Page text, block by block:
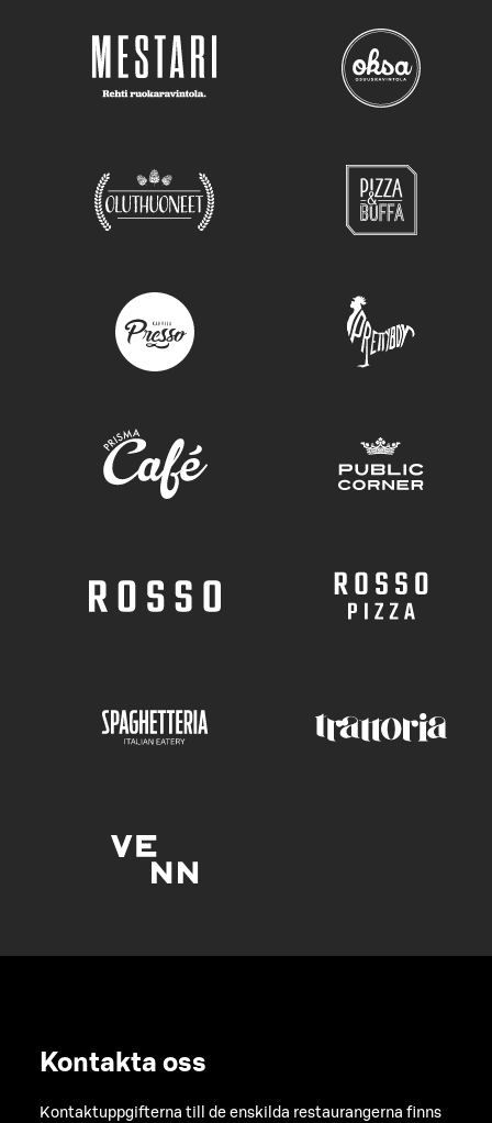
Kontakta oss
Kontaktuppgifterna till de enskilda restaurangerna finns